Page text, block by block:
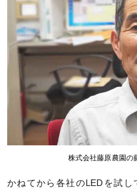
株式会社藤原農園の
かねてから各社のLEDを試し